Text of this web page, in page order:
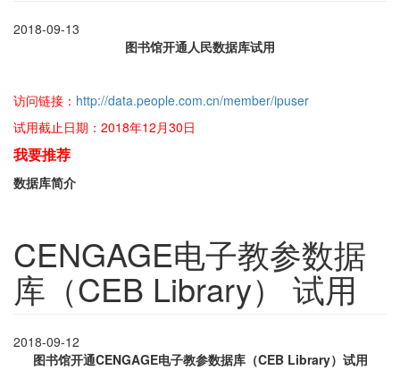
2018-09-13
图书馆开通人民数据库试用
访问链接： http://data.people.com.cn/member/ipuser
试用截止日期：2018年12月30日
我要推荐
数据库简介
CENGAGE电子教参数据
库（CEB Library） 试用
2018-09-12
图书馆开通CENGAGE电子教参数据库（CEB Library）试用